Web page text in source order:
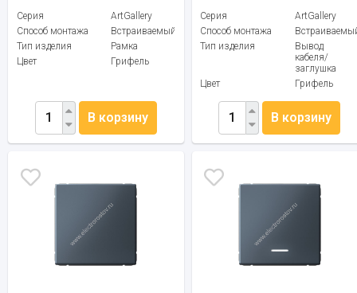
Серия
ArtGallery
Способ монтажа
Встраиваемый
Тип изделия
Рамка
Цвет
Грифель
В корзину
Серия
ArtGallery
Способ монтажа
Тип изделия
Вывод
кабеля/
заглушка
Цвет
Грифель
В корзину